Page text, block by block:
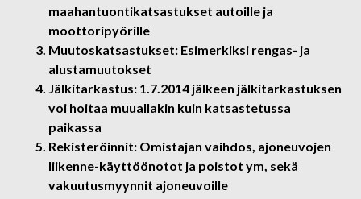
maahantuontikatsastukset autoille ja
moottoripyörille
Muutoskatsastukset: Esimerkiksi rengas- ja
alustamuutokset
Jälkitarkastus: 1.7.2014 jälkeen jälkitarkastuksen
voi hoitaa muuallakin kuin katsastetussa
paikassa
Rekisteröinnit: Omistajan vaihdos, ajoneuvojen
liikenne-käyttöönotot ja poistot ym, sekä
vakuutusmyynnit ajoneuvoille